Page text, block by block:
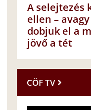
A selejtezés
ellen –
dobjuk el a
jövő a tét
CÖF TV